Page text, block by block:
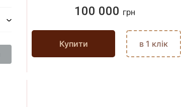
100 000 грн
Купити в 1 клік